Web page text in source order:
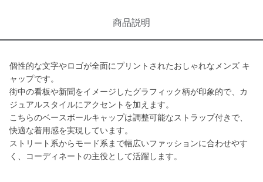
商品説明
個性的な文字やロゴが全面にプリントされたおしゃれなメンズ キ
ャップです。
街中の看板や新聞をイメージしたグラフィック柄が印象的で、カ
ジュアルスタイルにアクセントを加えます。
こちらのベースボールキャップは調整可能なストラップ付きで、
快適な着用感を実現しています。
ストリート系からモード系まで幅広いファッションに合わせやす
く、コーディネートの主役として活躍します。